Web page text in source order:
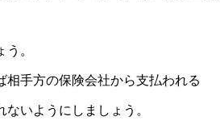
。
手方の保険会社から支払われる
いようにしましょう。